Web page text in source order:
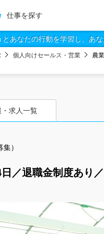
仕事を探す
あなたの行動を学習し、あ
個人向けセールス・営業
農
求人一覧
）
／退職金制度あり